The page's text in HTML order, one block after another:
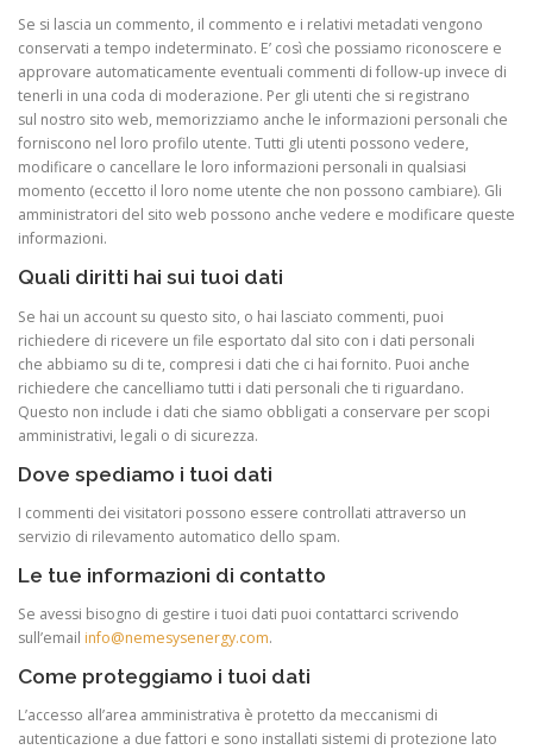
Se si lascia un commento, il commento e i relativi metadati vengono
conservati a tempo indeterminato. E’ così che possiamo riconoscere e
approvare automaticamente eventuali commenti di follow-up invece di
tenerli in una coda di moderazione. Per gli utenti che si registrano
sul nostro sito web, memorizziamo anche le informazioni personali che
forniscono nel loro profilo utente. Tutti gli utenti possono vedere,
modificare o cancellare le loro informazioni personali in qualsiasi
momento (eccetto il loro nome utente che non possono cambiare). Gli
amministratori del sito web possono anche vedere e modificare queste
informazioni.
Quali diritti hai sui tuoi dati
Se hai un account su questo sito, o hai lasciato commenti, puoi
richiedere di ricevere un file esportato dal sito con i dati personali
che abbiamo su di te, compresi i dati che ci hai fornito. Puoi anche
richiedere che cancelliamo tutti i dati personali che ti riguardano.
Questo non include i dati che siamo obbligati a conservare per scopi
amministrativi, legali o di sicurezza.
Dove spediamo i tuoi dati
I commenti dei visitatori possono essere controllati attraverso un
servizio di rilevamento automatico dello spam.
Le tue informazioni di contatto
Se avessi bisogno di gestire i tuoi dati puoi contattarci scrivendo
sull’email info@nemesysenergy.com.
Come proteggiamo i tuoi dati
L’accesso all’area amministrativa è protetto da meccanismi di
autenticazione a due fattori e sono installati sistemi di protezione lato